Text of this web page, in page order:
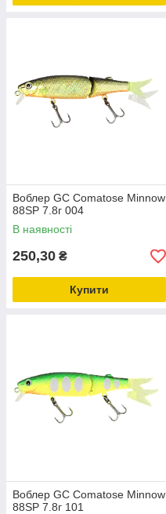
Воблер GC Comatose Minnow
88SP 7.8г 004
В наявності
250,30 ₴
Купити
Воблер GC Comatose Minnow
88SP 7.8г 101